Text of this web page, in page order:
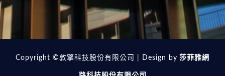
Copyright ©敦擎科技股份有限公司 | Design by 莎菲雅網